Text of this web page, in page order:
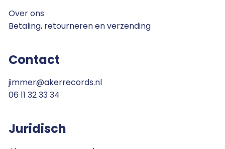
Over ons
Betaling, retourneren en verzending
Contact
jimmer@akerrecords.nl
06 11 32 33 34
Juridisch